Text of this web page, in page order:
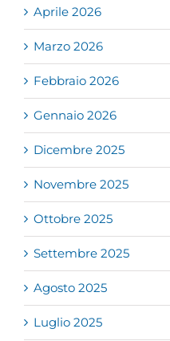
Aprile 2026
Marzo 2026
Febbraio 2026
Gennaio 2026
Dicembre 2025
Novembre 2025
Ottobre 2025
Settembre 2025
Agosto 2025
Luglio 2025